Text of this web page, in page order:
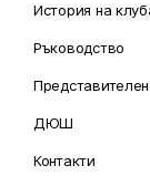
История на
Ръководство
ДЮШ
Контакти